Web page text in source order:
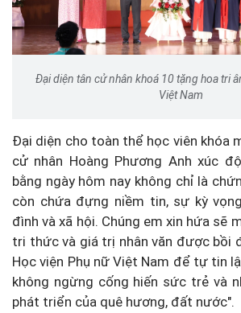
Đại diện tân cử nhân khoá 10 tặng hoa tri
Việt Nam
Đại diện cho toàn thể học viên khóa
cử nhân Hoàng Phương Anh xúc
bằng ngày hôm nay không chỉ là
còn chứa đựng niềm tin, sự kỳ
đình và xã hội. Chúng em xin hứa sẽ
tri thức và giá trị nhân văn được bồi
Học viện Phụ nữ Việt Nam để tự tin
không ngừng cống hiến sức trẻ và
phát triển của quê hương, đất nước".